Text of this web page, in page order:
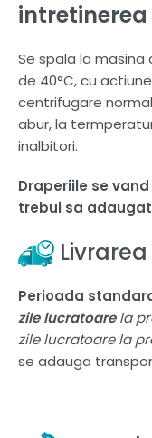
Se spala la
de 40°C, cu
centrifugare
abur, la
inalbitori.
Draperiile se
trebui sa
Perioada
zile lucratoarela
zile lucratoare la
se adauga